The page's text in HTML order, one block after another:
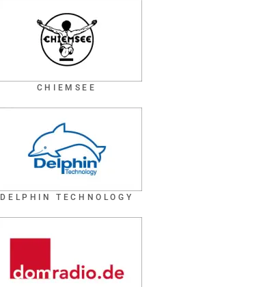
CHIEMSEE
DELPHIN TECHNOLOGY